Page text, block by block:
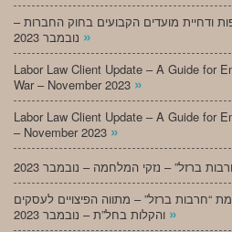
ודחיית מועדים הקבועים בחוק החברות –
»
Labor Law Client Update – A Guide for
War – November 2023 »
Labor Law Client Update – A Guide for
– November 2023 »
“חרבות ברזל” – מתווה הפיצויים לעסקים
»